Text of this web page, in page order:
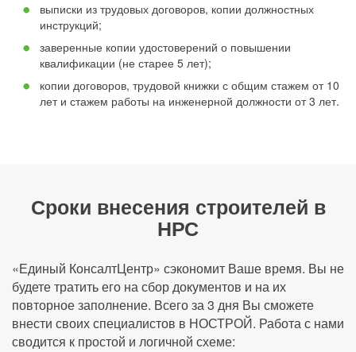
выписки из трудовых договоров, копии должностных
инструкций;
заверенные копии удостоверений о повышении
квалификации (не старее 5 лет);
копии договоров, трудовой книжки с общим стажем от 10
лет и стажем работы на инженерной должности от 3 лет.
Сроки внесения строителей в
НРС
«Единый КонсалтЦентр» сэкономит Ваше время. Вы не
будете тратить его на сбор документов и на их
повторное заполнение. Всего за 3 дня Вы сможете
внести своих специалистов в НОСТРОЙ. Работа с нами
сводится к простой и логичной схеме: